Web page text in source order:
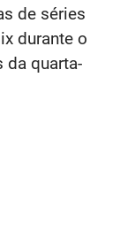
de séries
durante o
da quarta-